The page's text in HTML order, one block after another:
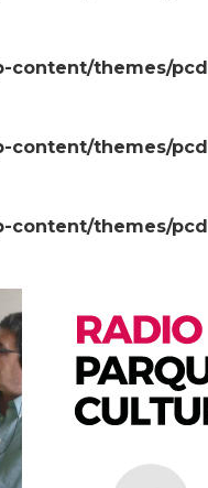
content/themes/
content/themes/
content/themes/